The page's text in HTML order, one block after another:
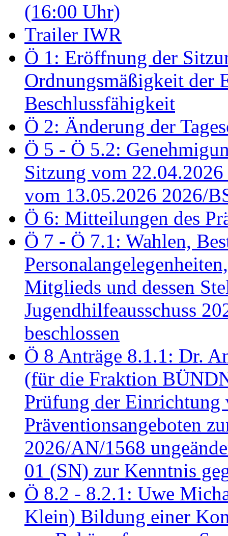
(16:00 Uhr)
Trailer IWR
Ö 1: Eröffnung der
Ordnungsmäßigkeit der
Beschlussfähigkeit
Ö 2: Änderung der
Ö 5 - Ö 5.2:
Sitzung vom
vom 13.05.2026 2026/
Ö 6: Mitteilungen des
Ö 7 - Ö 7.1: Wahlen,
Mitglieds und dessen
Jugendhilfeausschuss
beschlossen
Ö 8 Anträge 8.1.1: Dr.
(für die Fraktion
Prüfung der Einrichtung
Präventionsangeboten
2026/AN/1568
01 (SN) zur Kenntnis
Ö 8.2 - 8.2.1: Uwe
Klein) Bildung einer